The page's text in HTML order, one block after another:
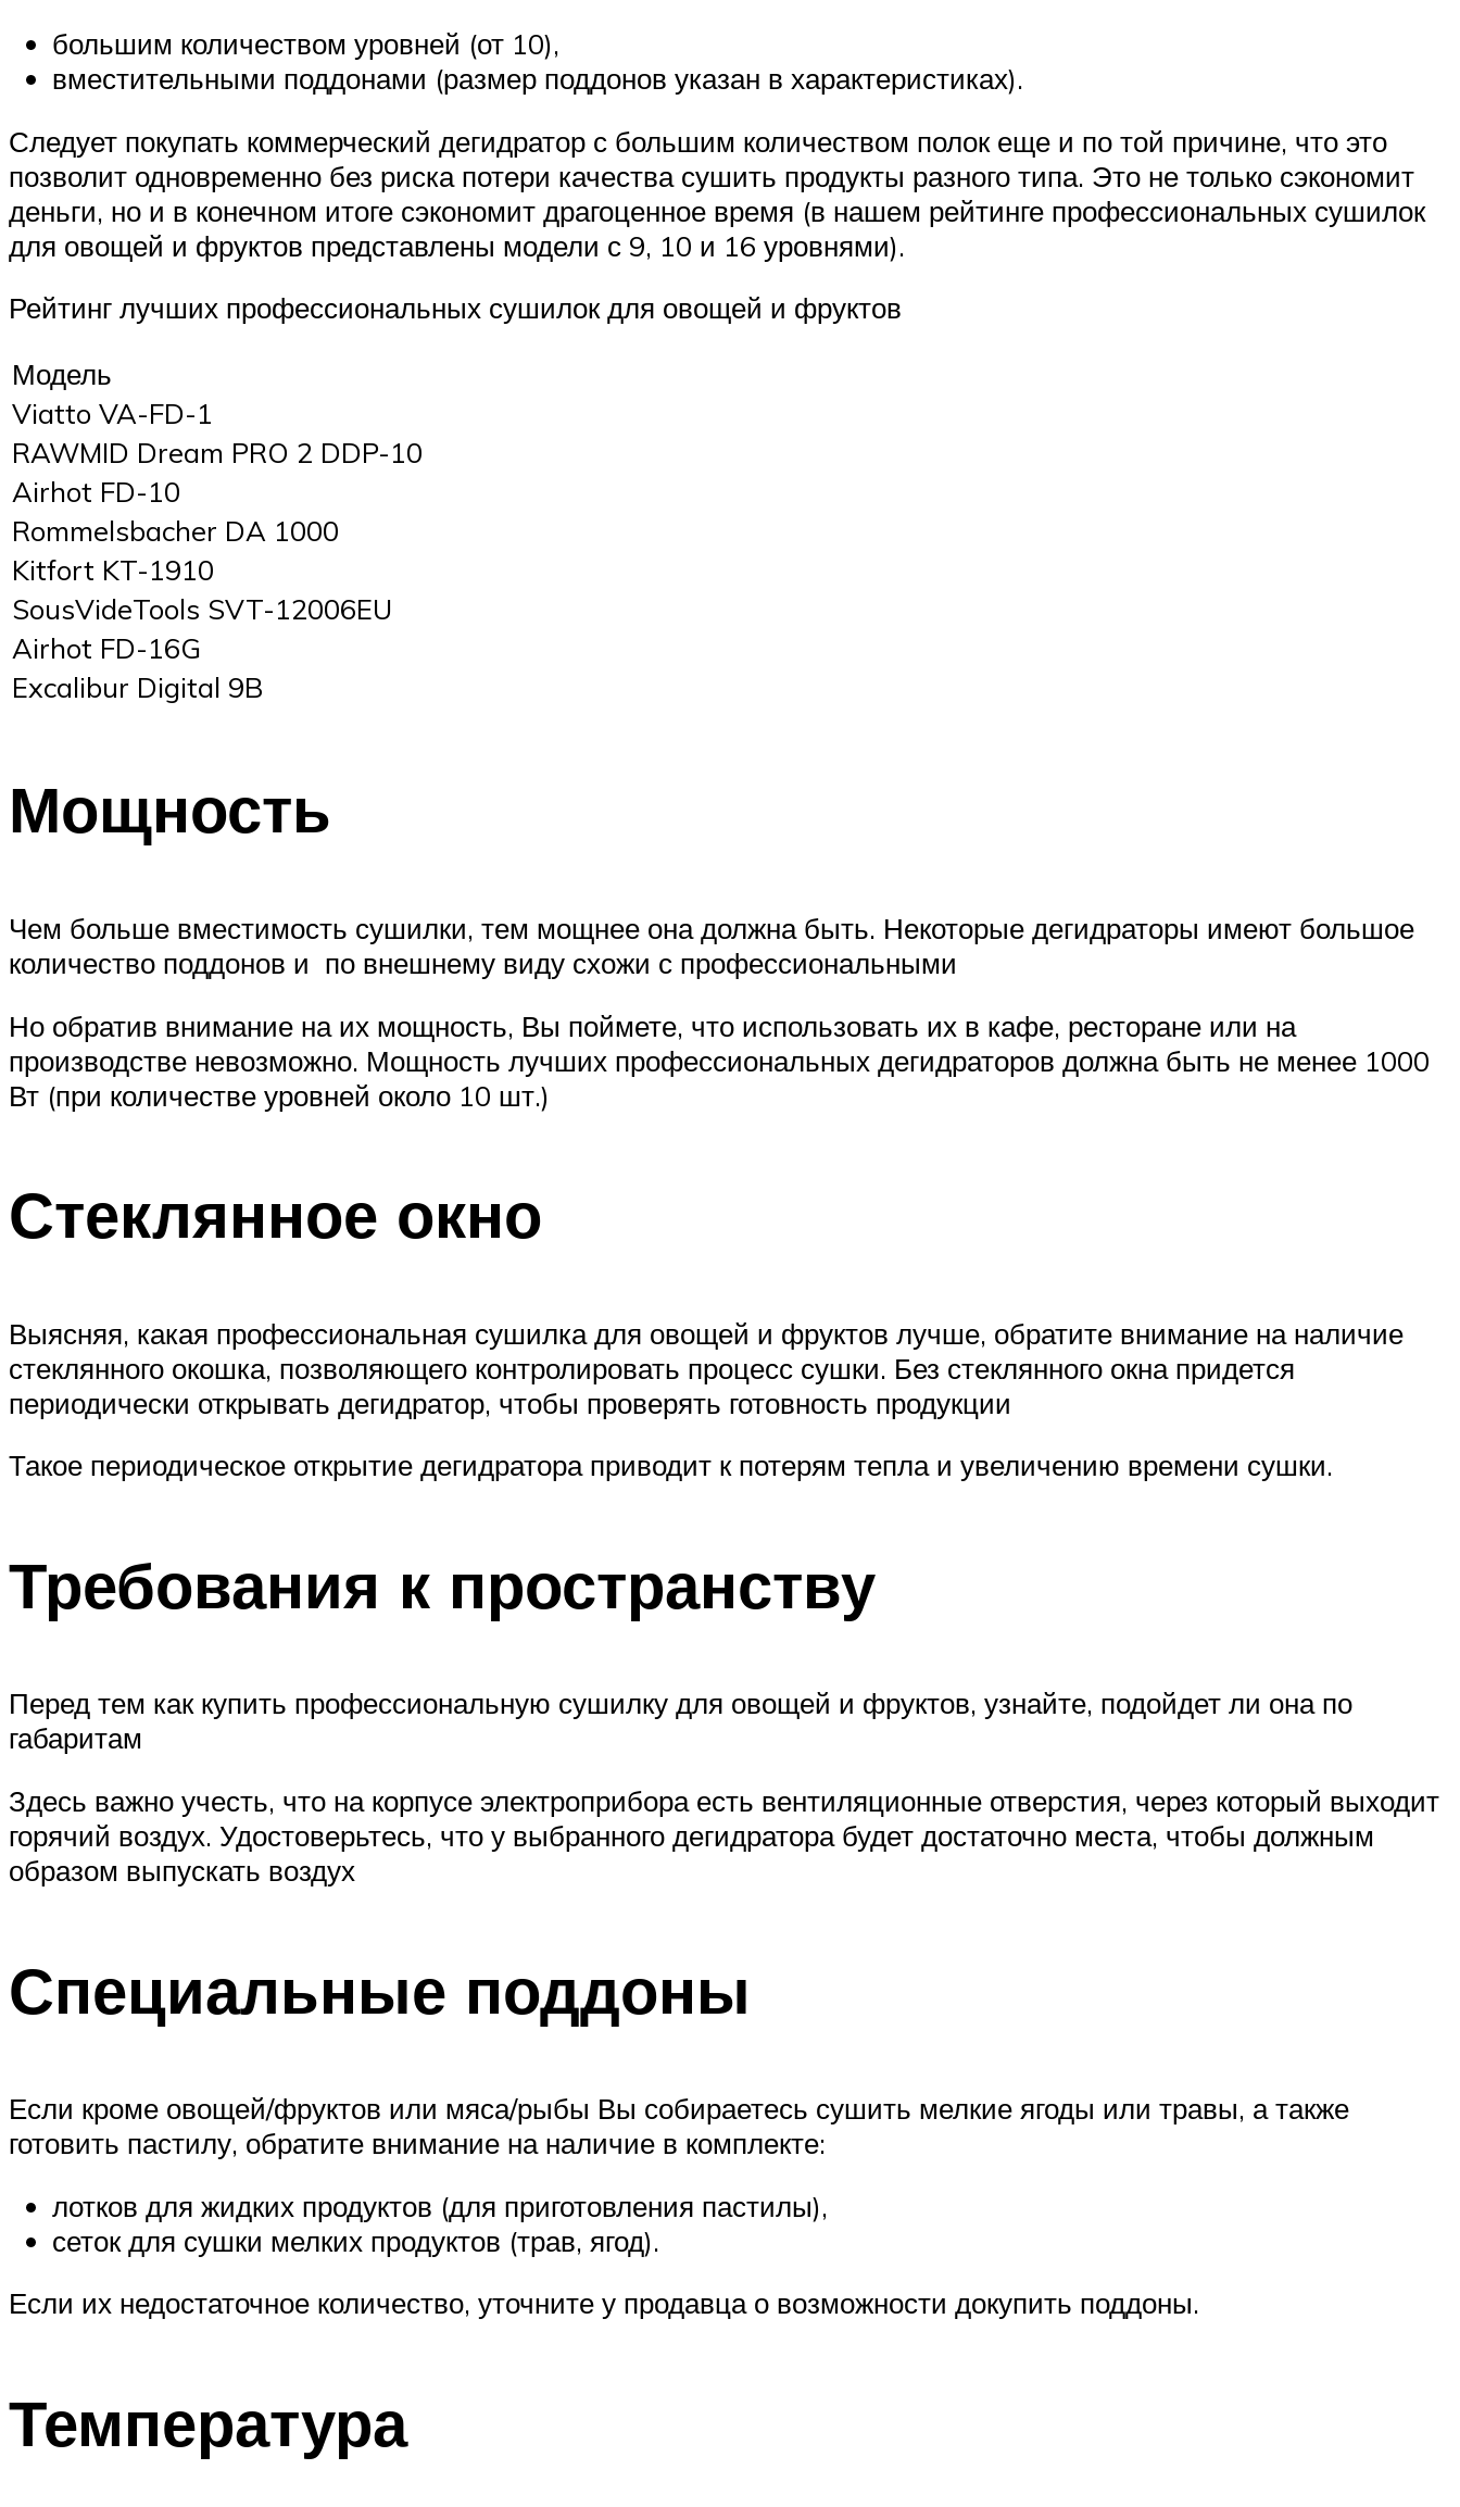
большим количеством уровней (от 10),
вместительными поддонами (размер поддонов указан в характеристиках).
Следует покупать коммерческий дегидратор с большим количеством полок еще и по той причине, что это
позволит одновременно без риска потери качества сушить продукты разного типа. Это не только сэкономит
деньги, но и в конечном итоге сэкономит драгоценное время (в нашем рейтинге профессиональных сушилок
для овощей и фруктов представлены модели с 9, 10 и 16 уровнями).
Рейтинг лучших профессиональных сушилок для овощей и фруктов
Модель
Viatto VA-FD-1
RAWMID Dream PRO 2 DDP-10
Airhot FD-10
Rommelsbacher DA 1000
Kitfort KT-1910
SousVideTools SVT-12006EU
Airhot FD-16G
Excalibur Digital 9B
Мощность
Чем больше вместимость сушилки, тем мощнее она должна быть. Некоторые дегидраторы имеют большое
количество поддонов и по внешнему виду схожи с профессиональными
Но обратив внимание на их мощность, Вы поймете, что использовать их в кафе, ресторане или на
производстве невозможно. Мощность лучших профессиональных дегидраторов должна быть не менее 1000
Вт (при количестве уровней около 10 шт.)
Стеклянное окно
Выясняя, какая профессиональная сушилка для овощей и фруктов лучше, обратите внимание на наличие
стеклянного окошка, позволяющего контролировать процесс сушки. Без стеклянного окна придется
периодически открывать дегидратор, чтобы проверять готовность продукции
Такое периодическое открытие дегидратора приводит к потерям тепла и увеличению времени сушки.
Требования к пространству
Перед тем как купить профессиональную сушилку для овощей и фруктов, узнайте, подойдет ли она по
габаритам
Здесь важно учесть, что на корпусе электроприбора есть вентиляционные отверстия, через который выходит
горячий воздух. Удостоверьтесь, что у выбранного дегидратора будет достаточно места, чтобы должным
образом выпускать воздух
Специальные поддоны
Если кроме овощей/фруктов или мяса/рыбы Вы собираетесь сушить мелкие ягоды или травы, а также
готовить пастилу, обратите внимание на наличие в комплекте:
лотков для жидких продуктов (для приготовления пастилы),
сеток для сушки мелких продуктов (трав, ягод).
Если их недостаточное количество, уточните у продавца о возможности докупить поддоны.
Температура